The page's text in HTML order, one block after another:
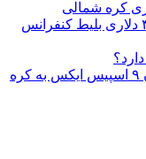
فرصت استثنایی: دریافت تخفیف ۴۰۰ دلاری بلیط کنفرانس
برخورد قطعه غیرفعال راکت فالکون ۹ اسپیس ایکس به کره